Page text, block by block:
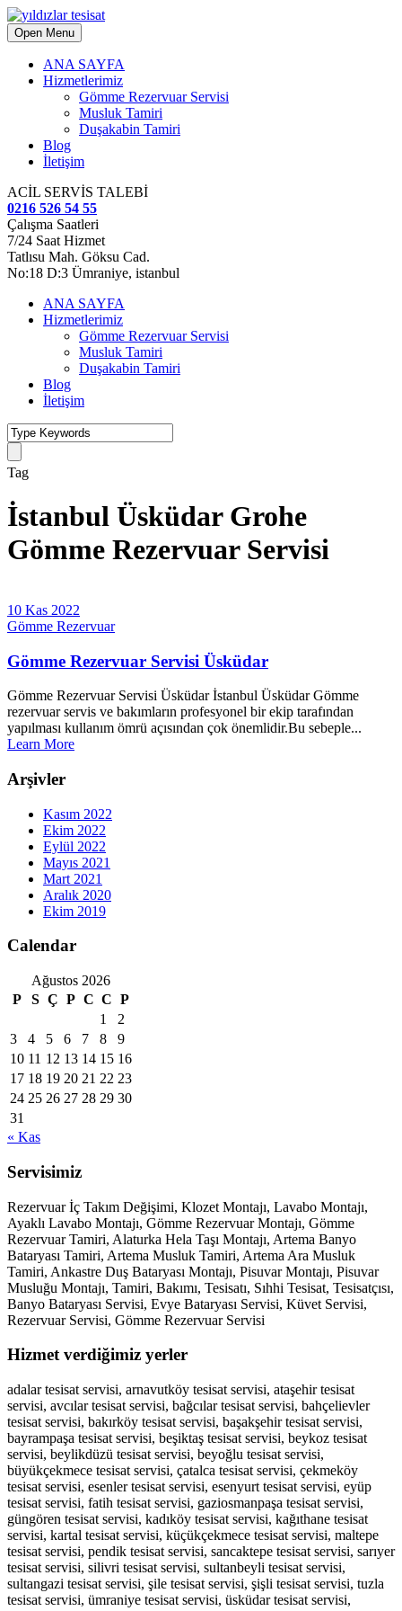
Open Menu
ANA SAYFA
Hizmetlerimiz
Gömme Rezervuar Servisi
Musluk Tamiri
Duşakabin Tamiri
Blog
İletişim
ACİL SERVİS TALEBİ
0216 526 54 55
Çalışma Saatleri
7/24 Saat Hizmet
Tatlısu Mah. Göksu Cad.
No:18 D:3 Ümraniye, istanbul
ANA SAYFA
Hizmetlerimiz
Gömme Rezervuar Servisi
Musluk Tamiri
Duşakabin Tamiri
Blog
İletişim
Tag
İstanbul Üsküdar Grohe
Gömme Rezervuar Servisi
10 Kas 2022
Gömme Rezervuar
Gömme Rezervuar Servisi Üsküdar
Gömme Rezervuar Servisi Üsküdar İstanbul Üsküdar Gömme
rezervuar servis ve bakımların profesyonel bir ekip tarafından
yapılması kullanım ömrü açısından çok önemlidir.Bu sebeple...
Learn More
Arşivler
Kasım 2022
Ekim 2022
Eylül 2022
Mayıs 2021
Mart 2021
Aralık 2020
Ekim 2019
Calendar
Ağustos 2026
P
S Ç P C C P
1
2
3
4 5 6 7 8
9
10 11 12 13 14 15 16
17 18 19 20 21 22 23
24 25 26 27 28 29 30
31
« Kas
Servisimiz
Rezervuar İç Takım Değişimi, Klozet Montajı, Lavabo Montajı,
Ayaklı Lavabo Montajı, Gömme Rezervuar Montajı, Gömme
Rezervuar Tamiri, Alaturka Hela Taşı Montajı, Artema Banyo
Bataryası Tamiri, Artema Musluk Tamiri, Artema Ara Musluk
Tamiri, Ankastre Duş Bataryası Montajı, Pisuvar Montajı, Pisuvar
Musluğu Montajı, Tamiri, Bakımı, Tesisatı, Sıhhi Tesisat, Tesisatçısı,
Banyo Bataryası Servisi, Evye Bataryası Servisi, Küvet Servisi,
Rezervuar Servisi, Gömme Rezervuar Servisi
Hizmet verdiğimiz yerler
adalar tesisat servisi, arnavutköy tesisat servisi, ataşehir tesisat
servisi, avcılar tesisat servisi, bağcılar tesisat servisi, bahçelievler
tesisat servisi, bakırköy tesisat servisi, başakşehir tesisat servisi,
bayrampaşa tesisat servisi, beşiktaş tesisat servisi, beykoz tesisat
servisi, beylikdüzü tesisat servisi, beyoğlu tesisat servisi,
büyükçekmece tesisat servisi, çatalca tesisat servisi, çekmeköy
tesisat servisi, esenler tesisat servisi, esenyurt tesisat servisi, eyüp
tesisat servisi, fatih tesisat servisi, gaziosmanpaşa tesisat servisi,
güngören tesisat servisi, kadıköy tesisat servisi, kağıthane tesisat
servisi, kartal tesisat servisi, küçükçekmece tesisat servisi, maltepe
tesisat servisi, pendik tesisat servisi, sancaktepe tesisat servisi, sarıyer
tesisat servisi, silivri tesisat servisi, sultanbeyli tesisat servisi,
sultangazi tesisat servisi, şile tesisat servisi, şişli tesisat servisi, tuzla
tesisat servisi, ümraniye tesisat servisi, üsküdar tesisat servisi,